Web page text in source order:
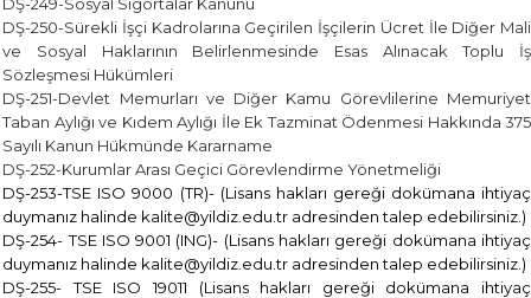
DŞ-250-Sürekli İşçi Kadrolarına Geçirilen İşçilerin Ücret İle Diğer Mali
ve Sosyal Haklarının Belirlenmesinde Esas Alınacak Toplu İş
Sözleşmesi Hükümleri
DŞ-251-Devlet Memurları ve Diğer Kamu Görevlilerine Memuriyet
Taban Aylığı ve Kıdem Aylığı İle Ek Tazminat Ödenmesi Hakkında 375
Sayılı Kanun Hükmünde Kararname
DŞ-252-Kurumlar Arası Geçici Görevlendirme Yönetmeliği
DŞ-253-TSE ISO 9000 (TR)- (Lisans hakları gereği dokümana ihtiyaç
duymanız halinde kalite@yildiz.edu.tr adresinden talep edebilirsiniz.)
DŞ-254- TSE ISO 9001 (ING)- (Lisans hakları gereği dokümana ihtiyaç
duymanız halinde kalite@yildiz.edu.tr adresinden talep edebilirsiniz.)
DŞ-255- TSE ISO 19011 (Lisans hakları gereği dokümana ihtiyaç